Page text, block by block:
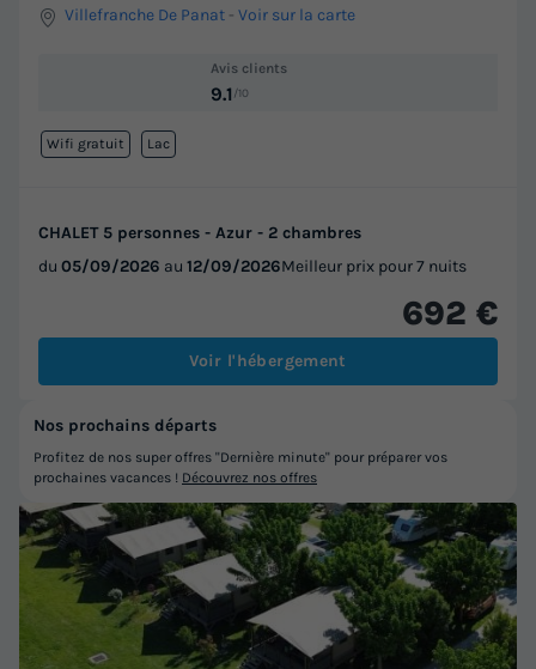
Villefranche De Panat -Voir sur la carte
Avis clients
9.1 /10
Wifi gratuit Lac
CHALET 5 personnes - Azur - 2 chambres
du 05/09/2026 au 12/09/2026Meilleur prix pour 7 nuits
692 €
Voir l'hébergement
Nos prochains départs
Profitez de nos super offres "Dernière minute" pour préparer vos
prochaines vacances ! Découvrez nos offres